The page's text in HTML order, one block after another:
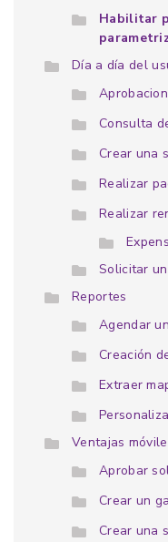
Habilitar
Día a día del
Consulta
Crear una
Realizar
Realizar
Solicitar
Reportes
Agendar
Creación
Extraer
Ventajas
Aprobar
Crear un
Crear una